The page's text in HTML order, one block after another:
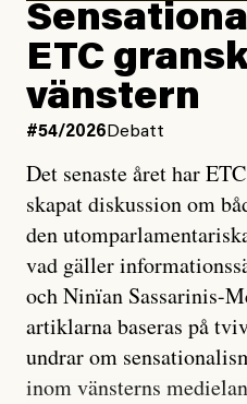
ETC
vänstern
#54/2026 Debatt
Det senaste året har
skapat diskussion om
den
vad gäller
och Ninïan Sassarinis-
artiklarna baseras på
undrar om
inom vänsterns